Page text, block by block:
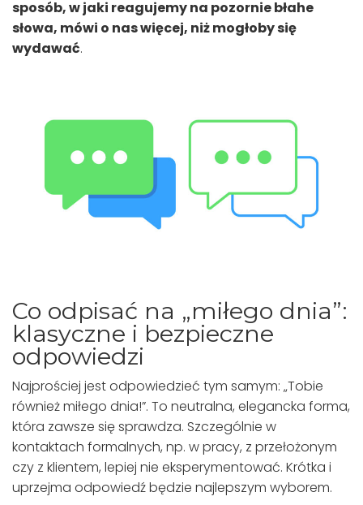
sposób, w jaki reagujemy na pozornie błahe
słowa, mówi o nas więcej, niż mogłoby się
wydawać.
Co odpisać na „miłego dnia”:
klasyczne i bezpieczne
odpowiedzi
Najprościej jest odpowiedzieć tym samym: „Tobie
również miłego dnia!”. To neutralna, elegancka forma,
która zawsze się sprawdza. Szczególnie w
kontaktach formalnych, np. w pracy, z przełożonym
czy z klientem, lepiej nie eksperymentować. Krótka i
uprzejma odpowiedź będzie najlepszym wyborem.